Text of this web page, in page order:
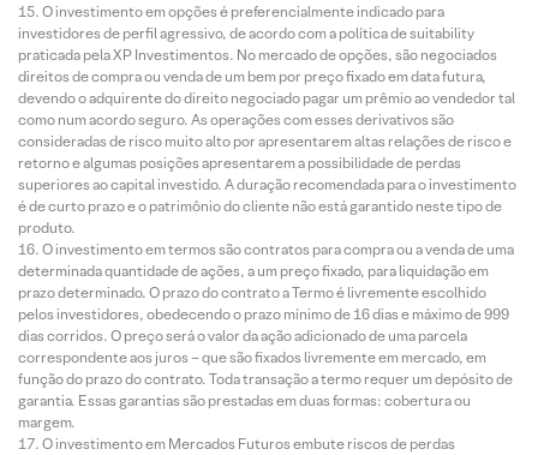
O investimento em opções é preferencialmente indicado para
investidores de perfil agressivo, de acordo com a política de suitability
praticada pela XP Investimentos. No mercado de opções, são negociados
direitos de compra ou venda de um bem por preço fixado em data futura,
devendo o adquirente do direito negociado pagar um prêmio ao vendedor tal
como num acordo seguro. As operações com esses derivativos são
consideradas de risco muito alto por apresentarem altas relações de risco e
retorno e algumas posições apresentarem a possibilidade de perdas
superiores ao capital investido. A duração recomendada para o investimento
é de curto prazo e o patrimônio do cliente não está garantido neste tipo de
produto.
O investimento em termos são contratos para compra ou a venda de uma
determinada quantidade de ações, a um preço fixado, para liquidação em
prazo determinado. O prazo do contrato a Termo é livremente escolhido
pelos investidores, obedecendo o prazo mínimo de 16 dias e máximo de 999
dias corridos. O preço será o valor da ação adicionado de uma parcela
correspondente aos juros – que são fixados livremente em mercado, em
função do prazo do contrato. Toda transação a termo requer um depósito de
garantia. Essas garantias são prestadas em duas formas: cobertura ou
margem.
O investimento em Mercados Futuros embute riscos de perdas